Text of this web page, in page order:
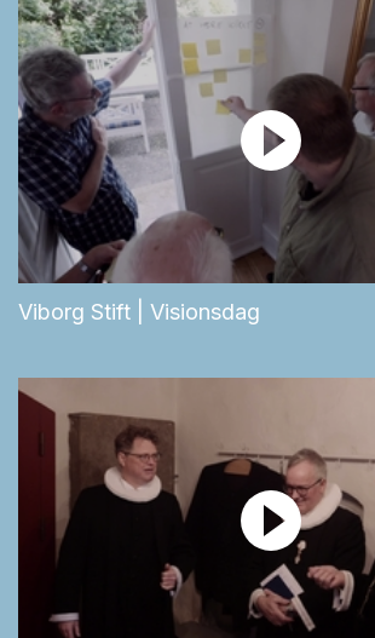
Viborg Stift | Visionsdag